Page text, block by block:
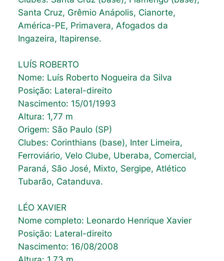
Santa Cruz, Grêmio Anápolis, Cianorte,
América-PE, Primavera, Afogados da
Ingazeira, Itapirense.
LUÍS ROBERTO
Nome: Luís Roberto Nogueira da Silva
Posição: Lateral-direito
Nascimento: 15/01/1993
Altura: 1,77 m
Origem: São Paulo (SP)
Clubes: Corinthians (base), Inter Limeira,
Ferroviário, Velo Clube, Uberaba, Comercial,
Paraná, São José, Mixto, Sergipe, Atlético
Tubarão, Catanduva.
LÉO XAVIER
Nome completo: Leonardo Henrique Xavier
Posição: Lateral-direito
Nascimento: 16/08/2008